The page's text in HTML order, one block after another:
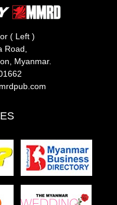
( Left )
Road,
Myanmar.